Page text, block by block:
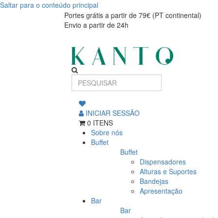
Saltar para o conteúdo principal
Portes grátis a partir de 79€ (PT continental)
Envio a partir de 24h
INICIAR SESSÃO
0 ITENS
Sobre nós
Buffet
Buffet
Dispensadores
Alturas e Suportes
Bandejas
Apresentação
Bar
Bar